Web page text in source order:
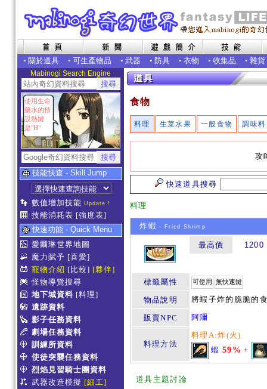
• 關於道具 • 可生產物品 • 武器 • 防具 • 衣物 • 收集品 • 雜貨
Mabinogi Search Engine
使用生命
藥水的預
設熱鍵
是"H"
技能快查 - Skill Jump
數值增加技能 Update !
技能消耗表 [強度表]
快速功能 - Quick Menu
愛爾琳世界地圖
魔力賦予 [喜愛]
寵物介紹 [比較] [夥伴]
怪物導覽搜尋
地下城資料 [料理]
遺跡資料
影子任務資料
劇場任務資料
訓練所資料
使徒突襲任務資料
烈焰見習騎士團資料
武器改造模擬 [細工]
食物
料理 生菜水果 一般食物 調味料
攻
快速道具搜尋
料理
炸蝦 - Fried Shrimp
最高價 1200
標籤屬性 可使用 無快速鍵
物品說明 將蝦子炸的脆脆的
販賣NPC 阿隬
料理方法
料理A:炸(火)
蝦 59% +
道具主題討論